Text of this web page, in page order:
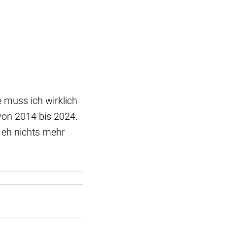
muss ich wirklich
2014 bis 2024.
nichts mehr